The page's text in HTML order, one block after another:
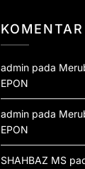
adminpada
EPON
adminpada
EPON
SHAHBAZ MS